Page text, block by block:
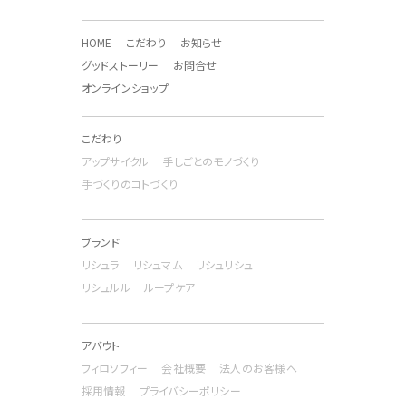
HOME こだわり
お知らせ
グッドストーリー
お問合せ
オンラインショップ
こだわり
アップサイクル
手しごとのモノづくり
手づくりのコトづくり
ブランド
リシュラ
リシュマム
リシュリシュ
リシュルル
ループケア
アバウト
フィロソフィー
会社概要
法人のお客様へ
採用情報
プライバシーポリシー